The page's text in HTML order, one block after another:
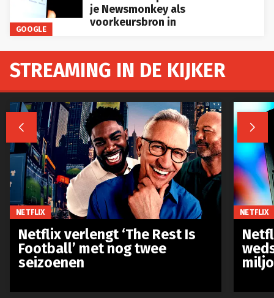
GOOGLE
je Newsmonkey als
voorkeursbron in
STREAMING IN DE KIJKER
 
NETFLIX
Netflix verlengt ‘The Rest Is
Football’ met nog twee
seizoenen
NETFLIX